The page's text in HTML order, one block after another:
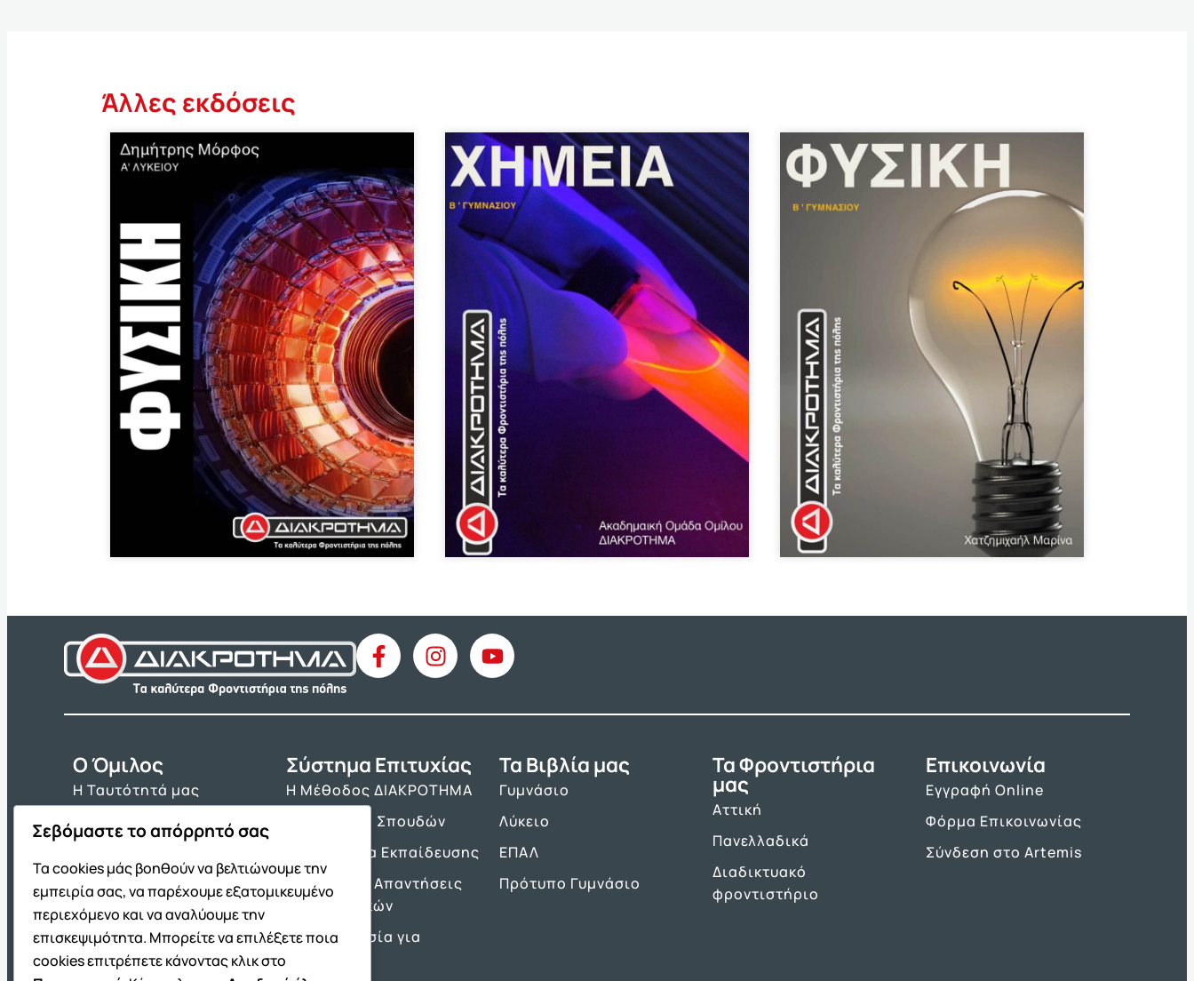
Άλλες εκδόσεις
O Όμιλος
Η Ταυτότητά μας
Νέα & Ανακοινώσεις
Θέσεις Εργασίας
Σύστημα Επιτυχίας
Η Μέθοδος ΔΙΑΚΡΟΤΗΜΑ
Πρόγραμμα Σπουδών
Τα Εργαλεία Εκπαίδευσης
Θέματα και Απαντήσεις
Πανελλαδικών
Προετοιμασία για
Τα Βιβλία μας
Γυμνάσιο
Λύκειο
ΕΠΑΛ
Πρότυπο Γυμνάσιο
Τα Φροντιστήρια
μας
Αττική
Πανελλαδικά
Διαδικτυακό
φροντιστήριο
Επικοινωνία
Εγγραφή Online
Φόρμα Επικοινωνίας
Σύνδεση στο Artemis
Σεβόμαστε το απόρρητό σας
Τα cookies μάς βοηθούν να βελτιώνουμε την
εμπειρία σας, να παρέχουμε εξατομικευμένο
περιεχόμενο και να αναλύουμε την
επισκεψιμότητα. Μπορείτε να επιλέξετε ποια
cookies επιτρέπετε κάνοντας κλικ στο